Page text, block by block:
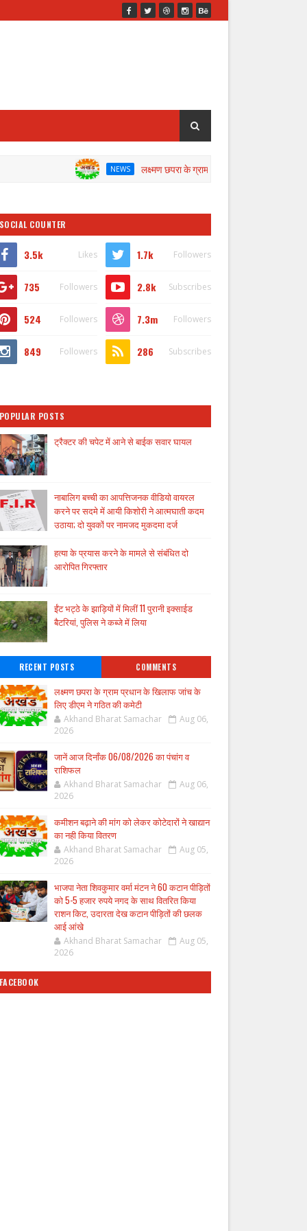
NEWS लक्ष्मण छपरा के ग्राम प्रधान के खिलाफ जांच के लिए डीएम ने गठित
SOCIAL COUNTER
3.5k Likes 1.7k Followers
735 Followers 2.8k Subscribes
524 Followers 7.3m Followers
849 Followers 286 Subscribes
POPULAR POSTS
ट्रैक्टर की चपेट में आने से बाईक सवार घायल
नाबालिग बच्ची का आपत्तिजनक वीडियो वायरल
करने पर सदमे में आयी किशोरी ने आत्मघाती कदम
उठाया; दो युवकों पर नामजद मुकदमा दर्ज
हत्या के प्रयास करने के मामले से संबंधित दो
आरोपित गिरफ्तार
ईंट भट्ठे के झाड़ियों में मिलीं 11 पुरानी इक्साईड
बैटरियां, पुलिस ने कब्जे में लिया
RECENT POSTS COMMENTS
लक्ष्मण छपरा के ग्राम प्रधान के खिलाफ जांच के
लिए डीएम ने गठित की कमेटी
Akhand Bharat Samachar
Aug 06,
2026
जानें आज दिनाँक 06/08/2026 का पंचांग व
राशिफल
Akhand Bharat Samachar
Aug 06,
2026
कमीशन बढ़ाने की मांग को लेकर कोटेदारों ने खाद्यान
का नही किया वितरण
Akhand Bharat Samachar
Aug 05,
2026
भाजपा नेता शिवकुमार वर्मा मंटन ने 60 कटान पीड़ितों
को 5-5 हजार रुपये नगद के साथ वितरित किया
राशन किट, उदारता देख कटान पीड़ितों की छलक
आई आंखे
Akhand Bharat Samachar
Aug 05,
2026
FACEBOOK